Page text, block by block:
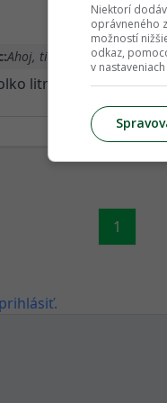
Ahoj, tiez mi zacali zltnut
litrov vody v jednej
1
prihlásiť.
Niektorí
oprávneného
možností
odkaz,
v